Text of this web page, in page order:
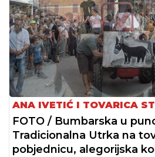
ANA IVETIĆ I TOVARICA
FOTO / Bumbarska u
Tradicionalna Utrka na
pobjednicu, alegorijska